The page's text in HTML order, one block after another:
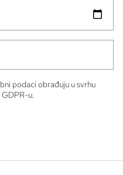
podaci obrađuju u svrhu
u.